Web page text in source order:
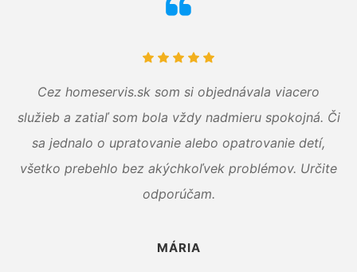
Cez homeservis.sk som si objednávala viacero
služieb a zatiaľ som bola vždy nadmieru spokojná. Či
sa jednalo o upratovanie alebo opatrovanie detí,
všetko prebehlo bez akýchkoľvek problémov. Určite
odporúčam.
MÁRIA